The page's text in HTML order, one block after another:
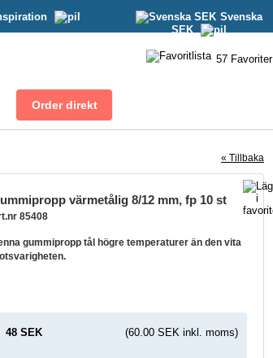
Svenska
SEK
57 Favoriter
« Tillbaka
värmetålig 8/12 mm, fp 10 st
85408
gummipropp tål högre temperaturer än den vita
48 SEK (60.00 SEK inkl. moms)